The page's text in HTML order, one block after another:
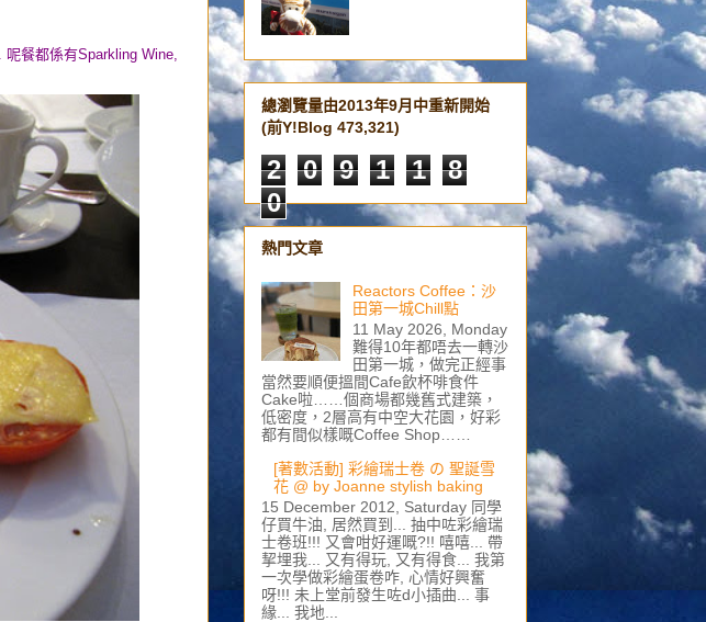
餐都係有Sparkling Wine,
總瀏覽量由2013年9月中重新開始
(前Y!Blog 473,321)
2 0 9 1 1
8
0
熱門文章
Reactors Coffee：沙
田第一城Chill點
11 May 2026, Monday
難得10年都唔去一轉沙
田第一城，做完正經事
當然要順便搵間Cafe飲杯啡食件
Cake啦……個商場都幾舊式建築，
低密度，2層高有中空大花園，好彩
都有間似樣嘅Coffee Shop……
[著數活動] 彩繪瑞士卷 の 聖誕雪
花 @ by Joanne stylish baking
15 December 2012, Saturday 同學
仔買牛油, 居然買到... 抽中咗彩繪瑞
士卷班!!! 又會咁好運嘅?!! 嘻嘻... 帶
挈埋我... 又有得玩, 又有得食... 我第
一次學做彩繪蛋卷咋, 心情好興奮
呀!!! 未上堂前發生咗d小插曲... 事
緣... 我地...